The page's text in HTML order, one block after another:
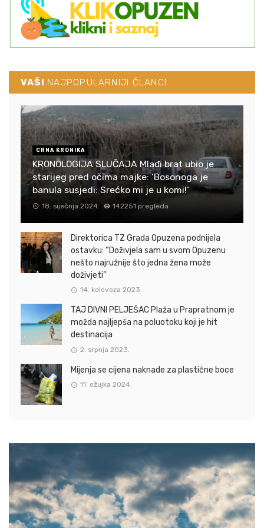
VAŠI NAJPOPULARNIJI ČLANCI
CRNA KRONIKA
KRONOLOGIJA SLUČAJA Mlađi brat ubio je
starijeg pred očima majke: ‘Bosonoga je
banula susjedi: Srećko mi je u komi!‘
18. siječnja 2024. 142251 pregleda
Direktorica TZ Grada Opuzena podnijela
ostavku: “Doživjela sam u svom Opuzenu
nešto najružnije što jedna žena može
doživjeti”
14. kolovoza 2023.
TAJ DIVNI PELJEŠAC Plaža u Prapratnom je
možda najljepša na poluotoku koji je hit
destinacija
2. srpnja 2023.
Mijenja se cijena naknade za plastične boce
11. ožujka 2024.